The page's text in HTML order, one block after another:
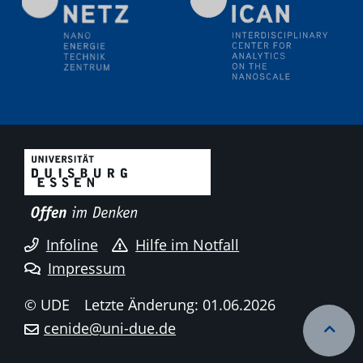
reliably with critical metal oxides in simulations and
technologies
technologies
09.09.2025
Colloquium IMPR SusMet
It's all about transitions - dealing sustainably and
reliably with critical metal oxides in simulations and
technologies
18.09.2025
2D-MATURE Seminar Series
Infoline
Hilfe im Notfall
Impressum
© UDE
Letzte Änderung: 01.06.2026
cenide@uni-due.de